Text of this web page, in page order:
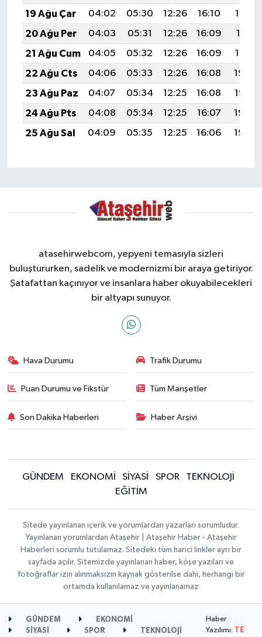
19 Ağu Çar
04:02 05:30 12:26 16:10
19:13
20 Ağu Per
04:03 05:31 12:26 16:09
19:11
21 Ağu Cum
04:05 05:32 12:26 16:09
19:10
22 Ağu Cts
04:06 05:33 12:26 16:08
19:09
23 Ağu Paz
04:07 05:34 12:25 16:08
19:07
24 Ağu Pts
04:08 05:34 12:25 16:07
19:06
25 Ağu Sal
04:09 05:35 12:25 16:06 19:05
atasehirwebcom, yepyeni temasıyla sizleri
buluştururken, sadelik ve modernizmi bir araya getiriyor.
Şatafattan kaçınıyor ve insanlara haber okuyabilecekleri
bir altyapı sunuyor.
Hava Durumu Trafik Durumu
Puan Durumu ve Fikstür Tüm Manşetler
Son Dakika Haberleri Haber Arşivi
GÜNDEM EKONOMİ SİYASİ SPOR
TEKNOLOJİ
EĞİTİM
Sitede yayınlanan içerik ve yorumlardan yazarları sorumludur.
Yayınlanan yorumlardan Ataşehir | Ataşehir Haber - Ataşehir
Haberleri sorumlu tutulamaz. Sitedeki tüm harici linkler ayrı bir
sayfada açılır. Sitemizde yayınlanan haber, köşe yazıları ve
fotoğraflar izin alınmaksızın kaynak gösterilse dahi, herhangi bir
ortamda kullanılamaz ve yayınlanamaz
GÜNDEM
EKONOMİ
SİYASİ
SPOR TEKNOLOJİ
Haber
Yazılımı:
TE